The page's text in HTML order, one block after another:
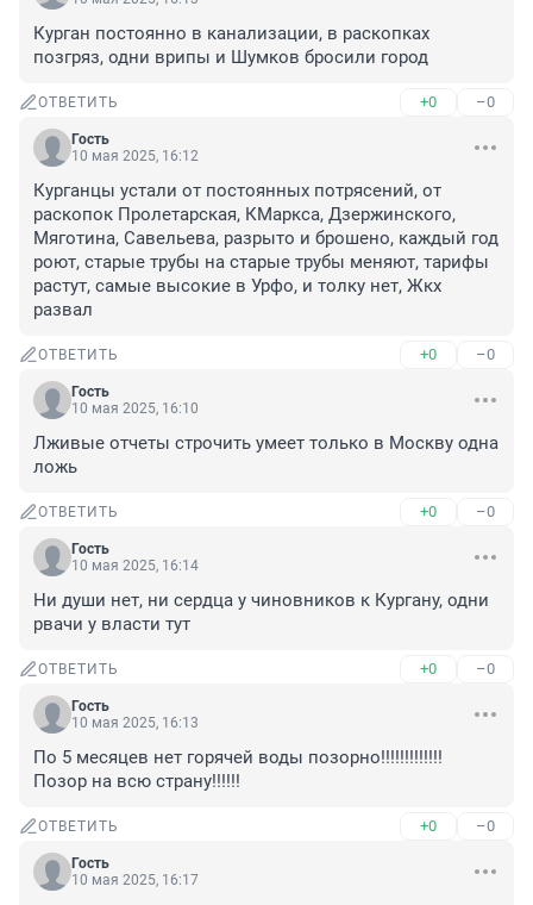
Курган постоянно в канализации, в раскопках
позгряз, одни врипы и Шумков бросили город
ОТВЕТИТЬ +0 –0
Гость
10 мая 2025, 16:12
Курганцы устали от постоянных потрясений, от
раскопок Пролетарская, КМаркса, Дзержинского,
Мяготина, Савельева, разрыто и брошено, каждый год
роют, старые трубы на старые трубы меняют, тарифы
растут, самые высокие в Урфо, и толку нет, Жкх
развал
ОТВЕТИТЬ +0 –0
Гость
10 мая 2025, 16:10
Лживые отчеты строчить умеет только в Москву одна
ложь
ОТВЕТИТЬ +0 –0
Гость
10 мая 2025, 16:14
Ни души нет, ни сердца у чиновников к Кургану, одни
рвачи у власти тут
ОТВЕТИТЬ +0 –0
Гость
10 мая 2025, 16:13
По 5 месяцев нет горячей воды позорно!!!!!!!!!!!!!
Позор на всю страну!!!!!!
ОТВЕТИТЬ +0 –0
Гость
10 мая 2025, 16:17